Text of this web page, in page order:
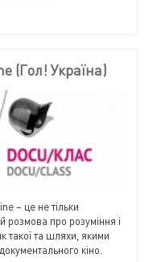
(Гол! Україна)
– це не тільки
розмова про розуміння і
такої та шляхи, якими
кіно.